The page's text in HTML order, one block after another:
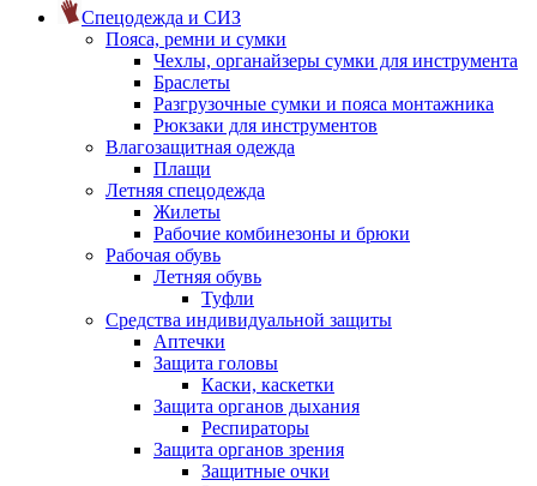
Спецодежда и СИЗ
Пояса, ремни и сумки
Чехлы, органайзеры сумки для инструмента
Браслеты
Разгрузочные сумки и пояса монтажника
Рюкзаки для инструментов
Влагозащитная одежда
Плащи
Летняя спецодежда
Жилеты
Рабочие комбинезоны и брюки
Рабочая обувь
Летняя обувь
Туфли
Средства индивидуальной защиты
Аптечки
Защита головы
Каски, каскетки
Защита органов дыхания
Респираторы
Защита органов зрения
Защитные очки